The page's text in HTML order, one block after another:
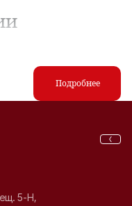
составляющие
или птицы,
относят
сердце, диафрагму
несмотря на
Подробнее
5-Н,